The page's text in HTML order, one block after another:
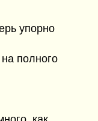
упорно
полного